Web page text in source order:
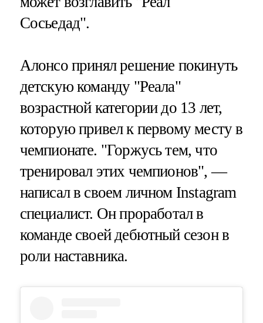
Сосьедад".
Алонсо принял решение покинуть
детскую команду "Реала"
возрастной категории до 13 лет,
которую привел к первому месту в
чемпионате. "Горжусь тем, что
тренировал этих чемпионов", —
написал в своем личном Instagram
специалист. Он проработал в
команде своей дебютный сезон в
роли наставника.